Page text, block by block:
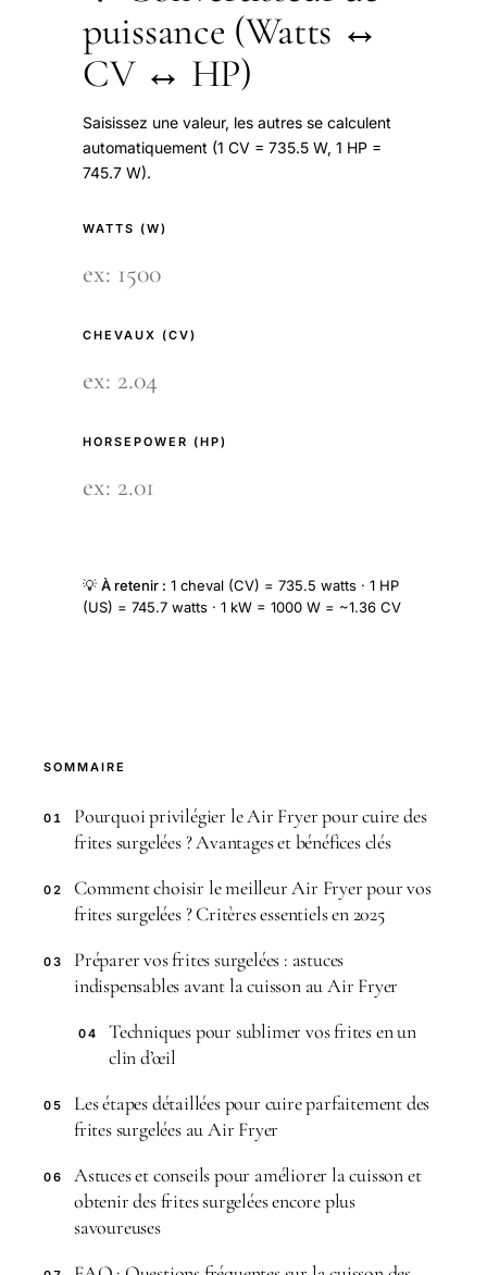
puissance (Watts ↔
CV ↔ HP)
Saisissez une valeur, les autres se calculent
automatiquement (1 CV = 735.5 W, 1 HP =
745.7 W).
WATTS (W)
CHEVAUX (CV)
HORSEPOWER (HP)
💡 À retenir : 1 cheval (CV) = 735.5 watts · 1 HP
(US) = 745.7 watts · 1 kW = 1000 W = ~1.36 CV
SOMMAIRE
01
Pourquoi privilégier le Air Fryer pour cuire des
frites surgelées ? Avantages et bénéfices clés
02
Comment choisir le meilleur Air Fryer pour vos
frites surgelées ? Critères essentiels en 2025
03
Préparer vos frites surgelées : astuces
indispensables avant la cuisson au Air Fryer
04
Techniques pour sublimer vos frites en un
clin d’œil
05
Les étapes détaillées pour cuire parfaitement des
frites surgelées au Air Fryer
06
Astuces et conseils pour améliorer la cuisson et
obtenir des frites surgelées encore plus
savoureuses